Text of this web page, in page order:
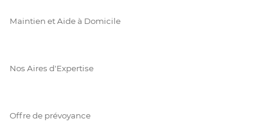
Maintien et Aide à Domicile
Nos Aires d'Expertise
Offre de prévoyance